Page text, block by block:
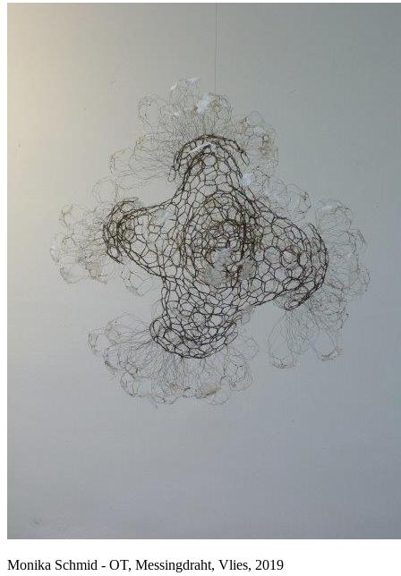
Monika Schmid - OT, Messingdraht, Vlies, 2019